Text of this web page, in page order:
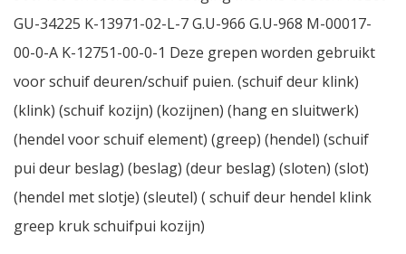
GU-34225 K-13971-02-L-7 G.U-966 G.U-968 M-00017-
00-0-A K-12751-00-0-1 Deze grepen worden gebruikt
voor schuif deuren/schuif puien. (schuif deur klink)
(klink) (schuif kozijn) (kozijnen) (hang en sluitwerk)
(hendel voor schuif element) (greep) (hendel) (schuif
pui deur beslag) (beslag) (deur beslag) (sloten) (slot)
(hendel met slotje) (sleutel) ( schuif deur hendel klink
greep kruk schuifpui kozijn)